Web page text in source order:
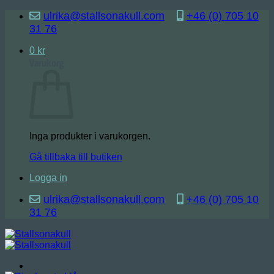
Skip
content
ulrika@stallsonakull.com
+46 (0) 705 10
31 76
0 kr
Inga produkter i varukorgen.
Gå tillbaka till butiken
Logga in
ulrika@stallsonakull.com
+46 (0) 705 10
31 76